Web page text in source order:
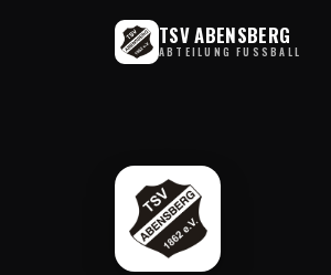
TSV ABENSBERG
ABTEILUNG FUSSBALL